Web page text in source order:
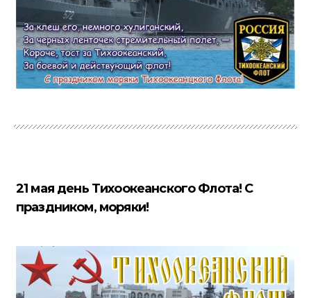
21 мая день Тихоокеанского Флота! С
праздником, моряки!